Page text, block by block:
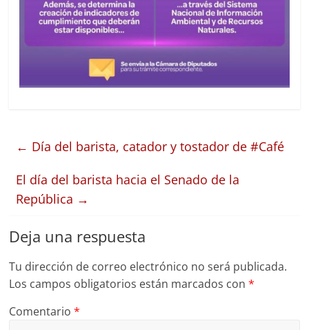
← Día del barista, catador y tostador de #Café
El día del barista hacia el Senado de la
República →
Deja una respuesta
Tu dirección de correo electrónico no será publicada.
Los campos obligatorios están marcados con*
Comentario*